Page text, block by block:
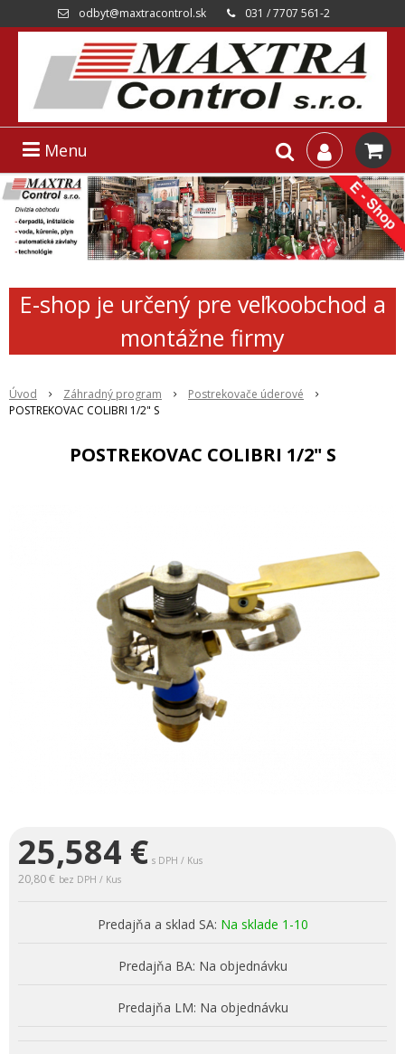
odbyt@maxtracontrol.sk 031 / 7707 561-2
Menu
E-shop je určený pre veľkoobchod a
montážne firmy
Úvod Záhradný program
Postrekovače úderové
POSTREKOVAC COLIBRI 1/2" S
POSTREKOVAC COLIBRI 1/2" S
25,584 € s DPH / Kus
20,80 € bez DPH / Kus
Predajňa a sklad SA: Na sklade 1-10
Predajňa BA: Na objednávku
Predajňa LM: Na objednávku